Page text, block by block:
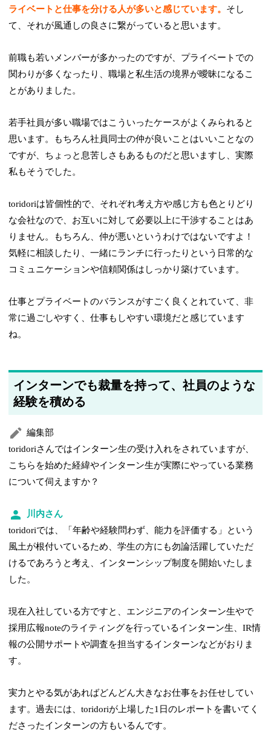
ライベートと仕事を分ける人が多いと感じています。 そし
て、それが風通しの良さに繋がっていると思います。
前職も若いメンバーが多かったのですが、プライベートでの
関わりが多くなったり、職場と私生活の境界が曖昧になるこ
とがありました。
若手社員が多い職場ではこういったケースがよくみられると
思います。もちろん社員同士の仲が良いことはいいことなの
ですが、ちょっと息苦しさもあるものだと思いますし、実際
私もそうでした。
toridoriは皆個性的で、それぞれ考え方や感じ方も色とりどり
な会社なので、お互いに対して必要以上に干渉することはあ
りません。もちろん、仲が悪いというわけではないですよ！
気軽に相談したり、一緒にランチに行ったりという日常的な
コミュニケーションや信頼関係はしっかり築けています。
仕事とプライベートのバランスがすごく良くとれていて、非
常に過ごしやすく、仕事もしやすい環境だと感じています
ね。
インターンでも裁量を持って、社員のような
経験を積める
編集部
toridoriさんではインターン生の受け入れをされていますが、
こちらを始めた経緯やインターン生が実際にやっている業務
について伺えますか？
川内さん
toridoriでは、「年齢や経験問わず、能力を評価する」という
風土が根付いているため、学生の方にも勿論活躍していただ
けるであろうと考え、インターンシップ制度を開始いたしま
した。
現在入社している方ですと、エンジニアのインターン生やで
採用広報noteのライティングを行っているインターン生、IR情
報の公開サポートや調査を担当するインターンなどがおりま
す。
実力とやる気があればどんどん大きなお仕事をお任せしてい
ます。過去には、toridoriが上場した1日のレポートを書いてく
ださったインターンの方もいるんです。